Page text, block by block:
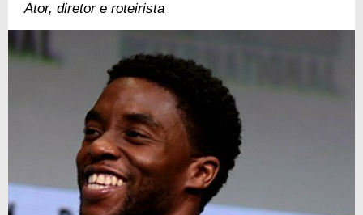
Ator, diretor e roteirista